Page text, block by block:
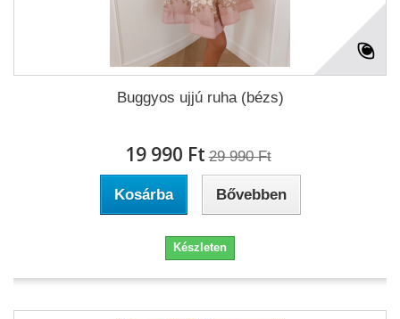
Buggyos ujjú ruha (bézs)
19 990 Ft‎ 29 990 Ft‎
Kosárba Bővebben
Készleten